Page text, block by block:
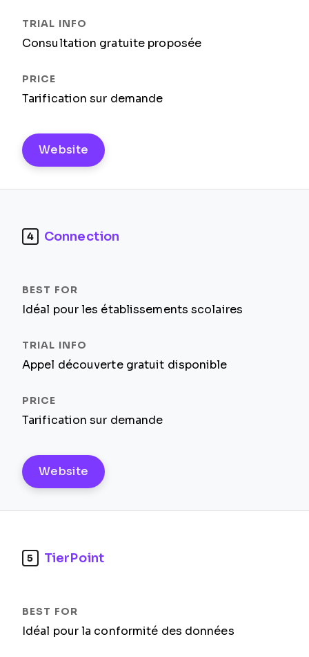
Consultation gratuite proposée
Tarification sur demande
Website
4 Connection
Idéal pour les établissements scolaires
Appel découverte gratuit disponible
Tarification sur demande
Website
5 TierPoint
Idéal pour la conformité des données